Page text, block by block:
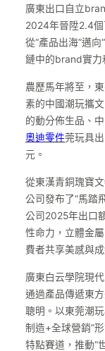
廣東出口自立
2024年晉陞2.4個
從“產品出海”邁
鏈中的brand實力
農歷馬年將至，
素的中國潮玩攜
的動分佈生品、
奧迪零件莞玩具
元。
從東漢青銅瑰寶
公司發布了“馬踏
公司2025年出口
性命力，立體金
費者共享美感與成
廣東白云學院現
通過產品傳遞東
聰明。以東莞潮
制造+全球營銷”
特點賽道，推動“